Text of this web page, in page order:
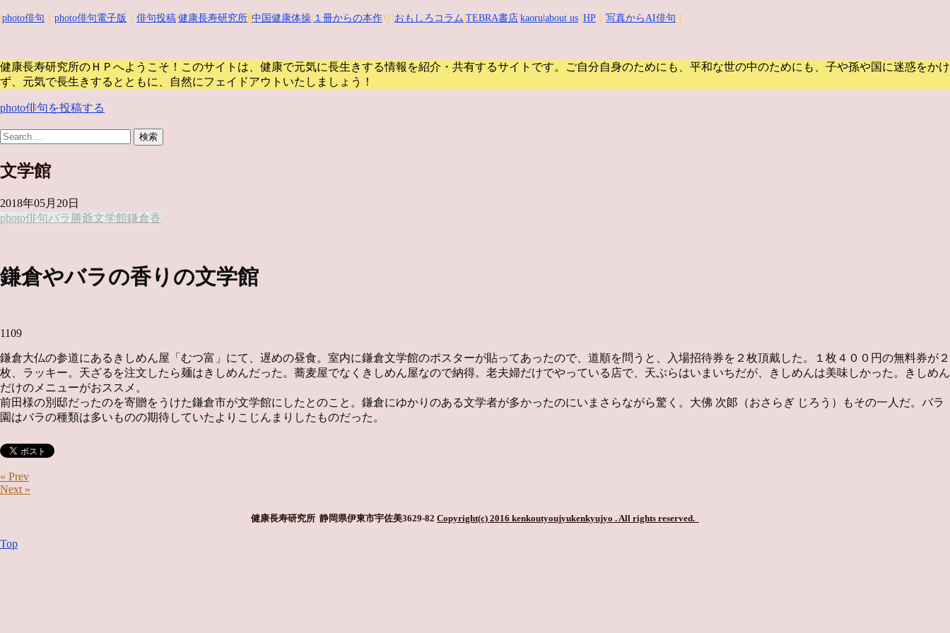
photo俳句 photo俳句電子版 俳句投稿 健康長寿研究所 中国健康体操 １冊からの本作 り| おもしろコラム TEBRA書店 kaoru |about us HP 写真からAI俳句
健康長寿研究所のＨＰへようこそ！このサイトは、健康で元気に長生きする情報を紹介・共有するサイトです。
ご自分自身のためにも、平和な世の中のためにも、子や孫や国に迷惑をかけ
ず、元気で長生きするとともに、自然にフェイドアウトいたしましょう！
photo俳句を投稿する
文学館
2018年05月20日
photo俳句バラ 勝爺文学館鎌倉香
鎌倉やバラの香りの文学館
1109
鎌倉大仏の参道にあるきしめん屋「むつ富」にて、遅めの昼食。室内に鎌倉文学館のポスターが貼ってあったので、道順を問うと、入場招待券を２枚頂戴した。１枚４００円の無料券が２
枚、ラッキー。天ざるを注文したら麺はきしめんだった。蕎麦屋でなくきしめん屋なので納得。老夫婦だけでやっている店で、天ぷらはいまいちだが、きしめんは美味しかった。きしめん
だけのメニューがおススメ。
前田様の別邸だったのを寄贈をうけた鎌倉市が文学館にしたとのこと。鎌倉にゆかりのある文学者が多かったのにいまさらながら驚く。大佛 次郞（おさらぎ じろう）もその一人だ。バラ
園はバラの種類は多いものの期待していたよりこじんまりしたものだった。
« Prev
Next »
健康長寿研究所 静岡県伊東市宇佐美3629-82 Copyright(c) 2016 kenkoutyoujyukenkyujyo . All rights reserved.
Top